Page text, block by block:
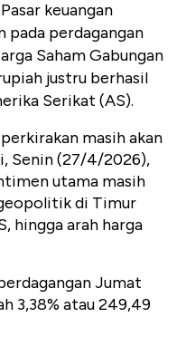
keuangan
pada perdagangan
Saham Gabungan
justru berhasil
Serikat (AS).
masih akan
Senin (27/4/2026),
utama masih
di Timur
hingga arah harga
Jumat
3,38% atau 249,49